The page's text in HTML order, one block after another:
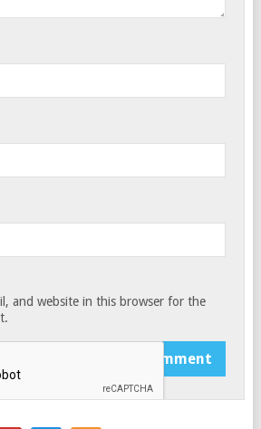
and website in this browser for the